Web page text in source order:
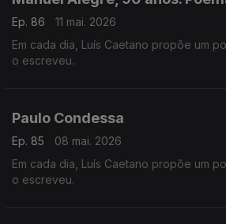
Ep. 86
11 mai. 2026
Em cada dia, Luís Caetano propõe um
o escreveu.
Paulo Condessa
Ep. 85
08 mai. 2026
Em cada dia, Luís Caetano propõe um
o escreveu.